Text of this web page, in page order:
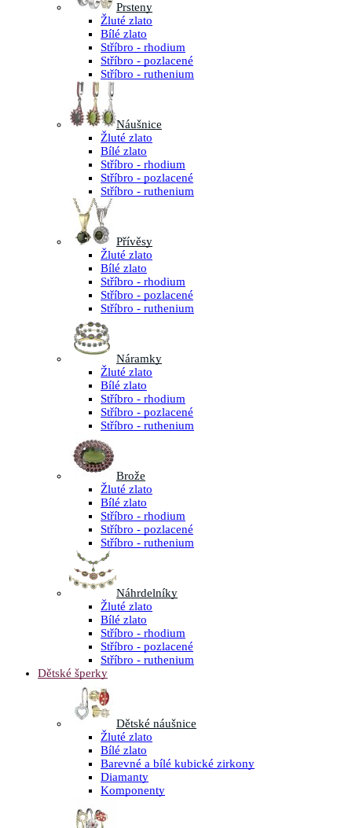
Prsteny
Žluté zlato
Bílé zlato
Stříbro - rhodium
Stříbro - pozlacené
Stříbro - ruthenium
Náušnice
Žluté zlato
Bílé zlato
Stříbro - rhodium
Stříbro - pozlacené
Stříbro - ruthenium
Přívěsy
Žluté zlato
Bílé zlato
Stříbro - rhodium
Stříbro - pozlacené
Stříbro - ruthenium
Náramky
Žluté zlato
Bílé zlato
Stříbro - rhodium
Stříbro - pozlacené
Stříbro - ruthenium
Brože
Žluté zlato
Bílé zlato
Stříbro - rhodium
Stříbro - pozlacené
Stříbro - ruthenium
Náhrdelníky
Žluté zlato
Bílé zlato
Stříbro - rhodium
Stříbro - pozlacené
Stříbro - ruthenium
Dětské šperky
Dětské náušnice
Žluté zlato
Bílé zlato
Barevné a bílé kubické zirkony
Diamanty
Komponenty